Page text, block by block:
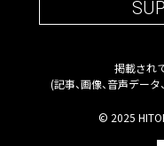
掲載され
(記事、画像、音声デー
© 2025